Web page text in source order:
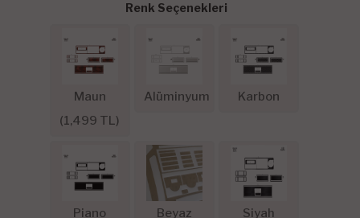
Renk Seçenekleri
Maun
(1,499 TL)
Alüminyum Karbon
Piano
Beyaz
Siyah